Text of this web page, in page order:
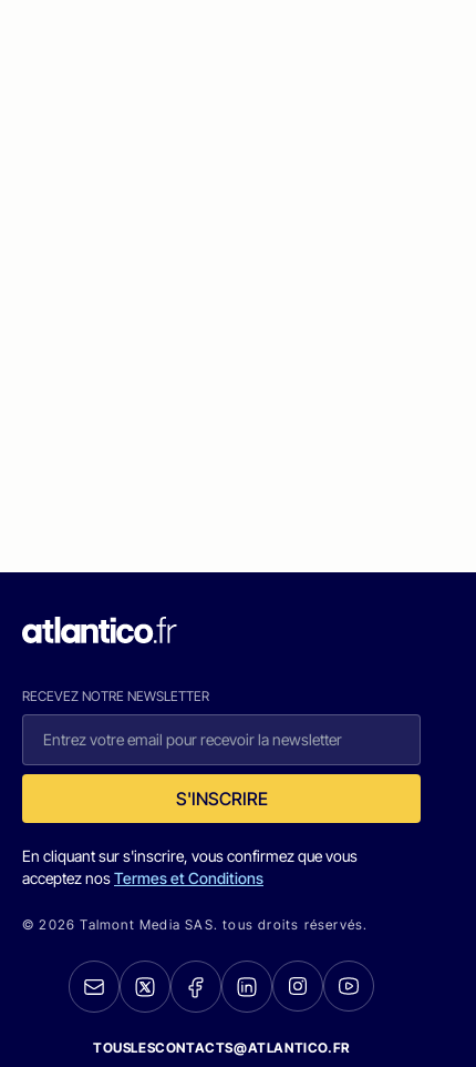
RECEVEZ NOTRE NEWSLETTER
S'INSCRIRE
En cliquant sur s'inscrire, vous confirmez que vous
acceptez nosTermes et Conditions
© 2026 Talmont Media SAS. tous droits réservés.
TOUSLESCONTACTS@ATLANTICO.FR